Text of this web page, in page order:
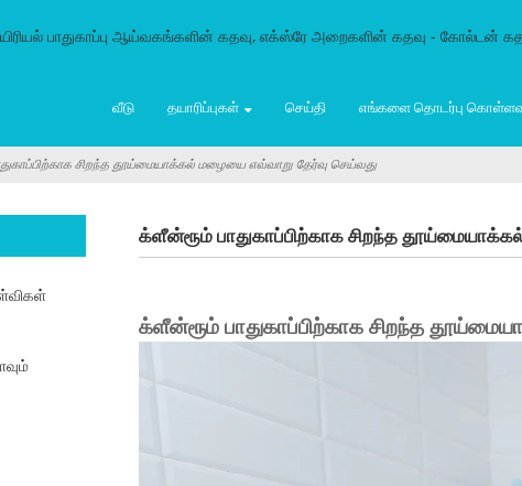
வீடு தயாரிப்புகள் செய்தி எங்களை தொடர்பு
சிறந்த தூய்மையாக்கல் மழையை எவ்வாறு தேர்வு செய்வது
க்ளீன்ரூம் பாதுகாப்பிற்காக சிறந்த
க்ளீன்ரூம் பாதுகாப்பிற்காக சிறந்த